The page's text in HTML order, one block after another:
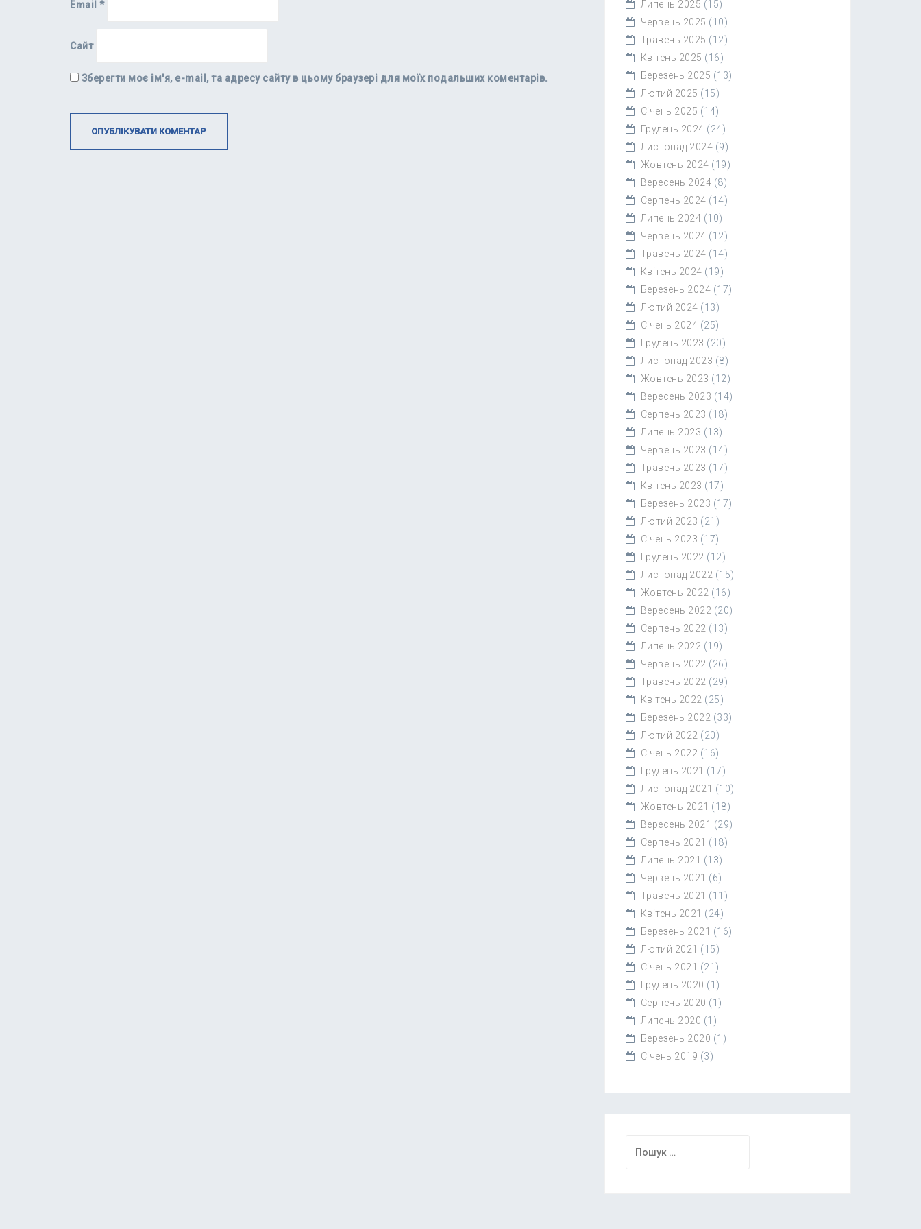
Email *
Сайт
Зберегти моє ім'я, e-mail, та адресу сайту в цьому браузері для моїх подальших коментарів.
Липень 2025 (15)
Червень 2025 (10)
Травень 2025 (12)
Квітень 2025 (16)
Березень 2025 (13)
Лютий 2025 (15)
Січень 2025 (14)
Грудень 2024 (24)
Листопад 2024 (9)
Жовтень 2024 (19)
Вересень 2024 (8)
Серпень 2024 (14)
Липень 2024 (10)
Червень 2024 (12)
Травень 2024 (14)
Квітень 2024 (19)
Березень 2024 (17)
Лютий 2024 (13)
Січень 2024 (25)
Грудень 2023 (20)
Листопад 2023 (8)
Жовтень 2023 (12)
Вересень 2023 (14)
Серпень 2023 (18)
Липень 2023 (13)
Червень 2023 (14)
Травень 2023 (17)
Квітень 2023 (17)
Березень 2023 (17)
Лютий 2023 (21)
Січень 2023 (17)
Грудень 2022 (12)
Листопад 2022 (15)
Жовтень 2022 (16)
Вересень 2022 (20)
Серпень 2022 (13)
Липень 2022 (19)
Червень 2022 (26)
Травень 2022 (29)
Квітень 2022 (25)
Березень 2022 (33)
Лютий 2022 (20)
Січень 2022 (16)
Грудень 2021 (17)
Листопад 2021 (10)
Жовтень 2021 (18)
Вересень 2021 (29)
Серпень 2021 (18)
Липень 2021 (13)
Червень 2021 (6)
Травень 2021 (11)
Квітень 2021 (24)
Березень 2021 (16)
Лютий 2021 (15)
Січень 2021 (21)
Грудень 2020 (1)
Серпень 2020 (1)
Липень 2020 (1)
Березень 2020 (1)
Січень 2019 (3)